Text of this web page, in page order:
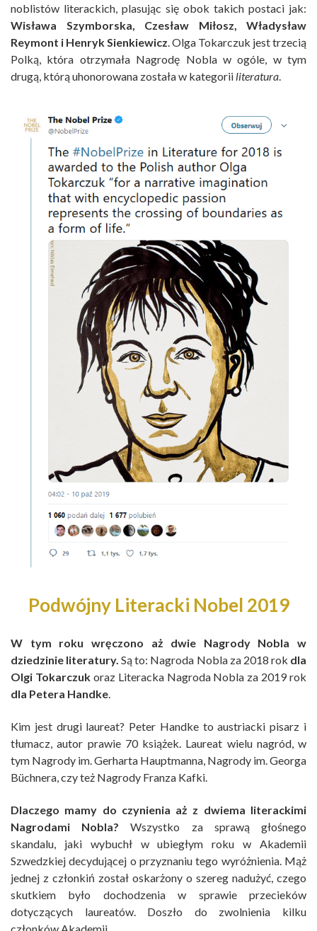
noblistów literackich, plasując się obok takich postaci jak:
Wisława Szymborska, Czesław Miłosz, Władysław
Reymont i Henryk Sienkiewicz. Olga Tokarczuk jest trzecią
Polką, która otrzymała Nagrodę Nobla w ogóle, w tym
drugą, którą uhonorowana została w kategorii literatura.
Podwójny Literacki Nobel 2019
W tym roku wręczono aż dwie Nagrody Nobla w
dziedzinie literatury. Są to: Nagroda Nobla za 2018 rok dla
Olgi Tokarczukoraz Literacka Nagroda Nobla za 2019 rok
dla Petera Handke.
Kim jest drugi laureat? Peter Handke to austriacki pisarz i
tłumacz, autor prawie 70 książek. Laureat wielu nagród, w
tym Nagrody im. Gerharta Hauptmanna, Nagrody im. Georga
Büchnera, czy też Nagrody Franza Kafki.
Dlaczego mamy do czynienia aż z dwiema literackimi
Nagrodami Nobla? Wszystko za sprawą głośnego
skandalu, jaki wybuchł w ubiegłym roku w Akademii
Szwedzkiej decydującej o przyznaniu tego wyróżnienia. Mąż
jednej z członkiń został oskarżony o szereg nadużyć, czego
skutkiem było dochodzenia w sprawie przecieków
dotyczących laureatów. Doszło do zwolnienia kilku